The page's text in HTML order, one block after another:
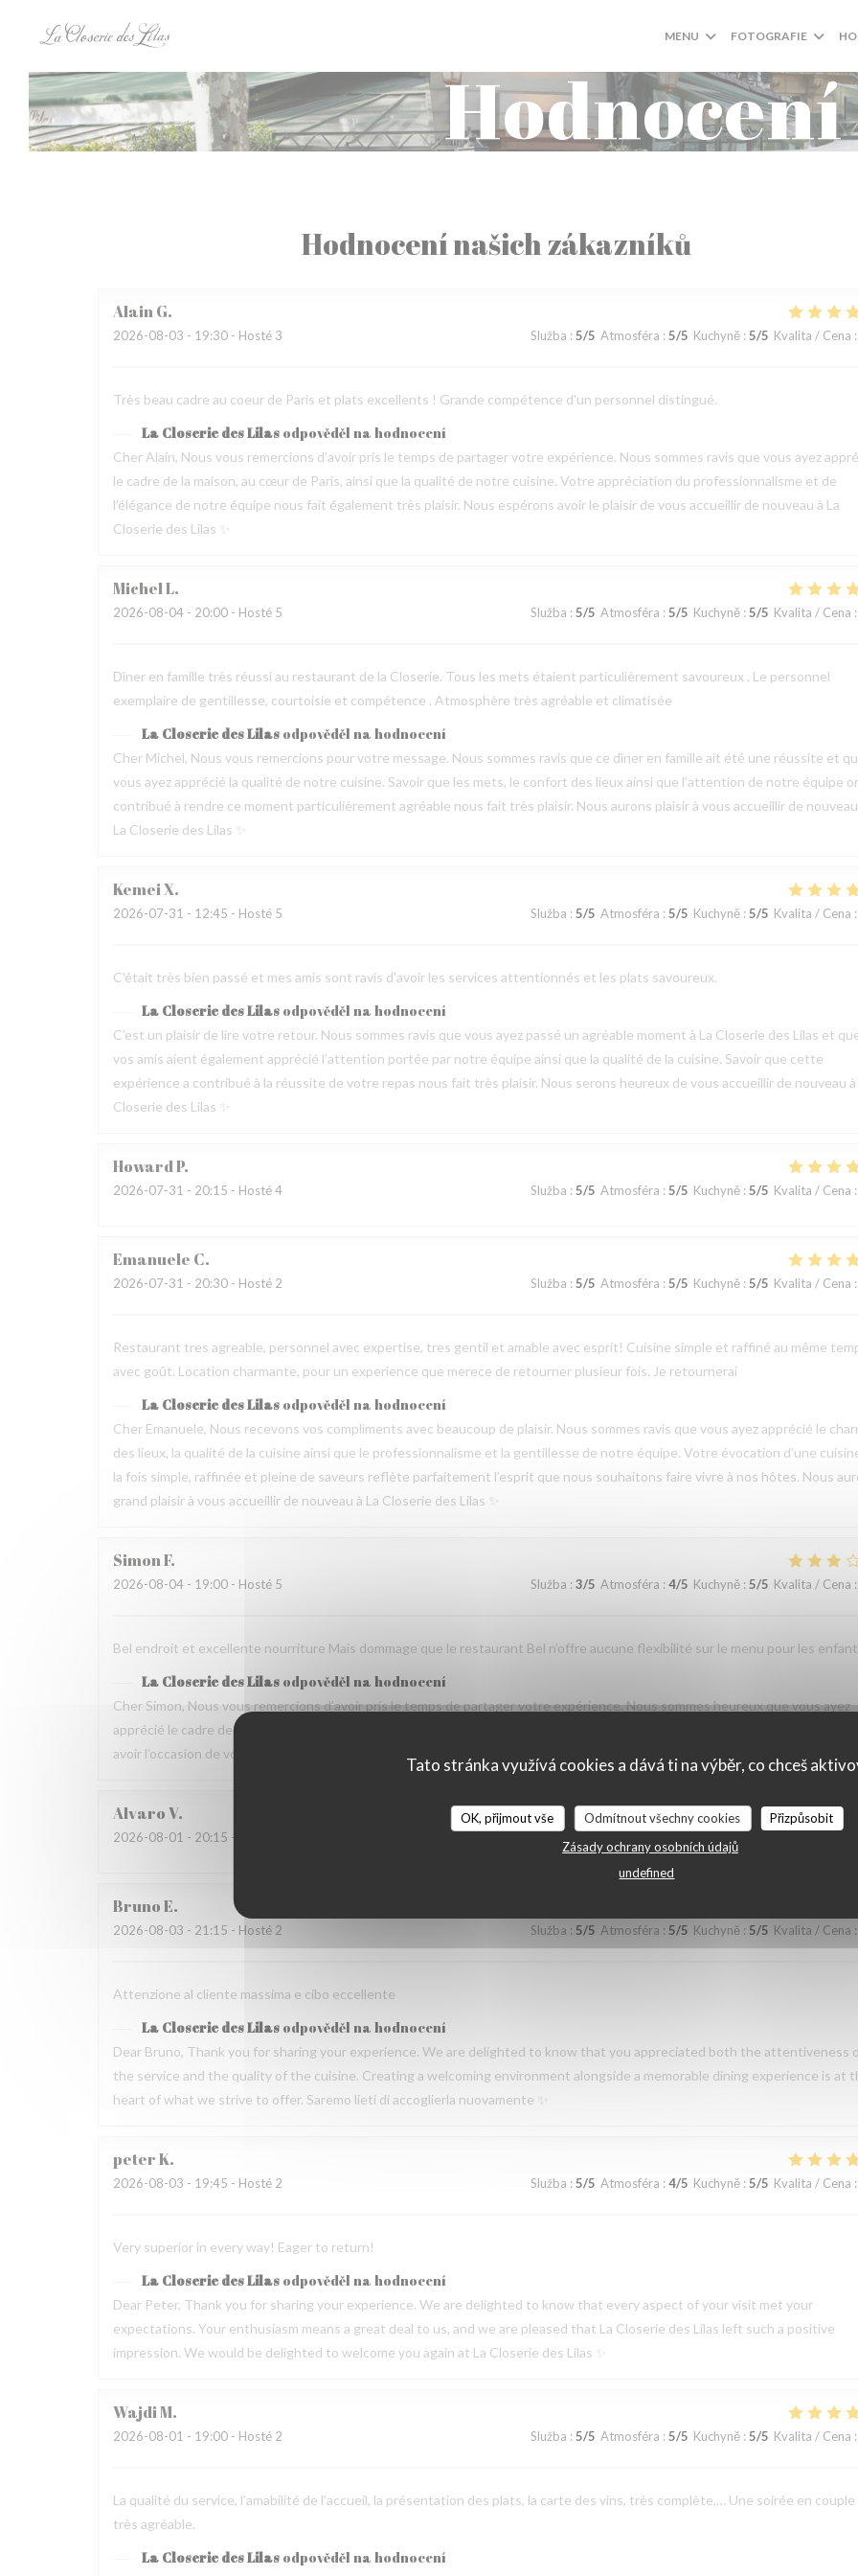
Tato stránka využívá cookies a dává ti na výběr, co chceš
OK, přijmout vše Odmítnout všechny cookies
Přizpůsobit
Zásady ochrany osobních údajů
undefined
MENU FOTOGRAFIE
Hodnocení
Hodnocení našich zákazníků
AlainG
2026-08-03 - 19:30 - Hosté 3 Služba : 5/5 Atmosféra : 5/5 Kuchyně: 5/5 Kvalita / Cena :
Très beau cadre au coeur de Paris et plats excellents ! Grande compétence d'un personnel distingué.
La Closerie des Lilas odpověděl na hodnocení
Cher Alain, Nous vous remercions d’avoir pris le temps de partager votre expérience. Nous sommes ravis que vous ayez
le cadre de la maison, au cœur de Paris, ainsi que la qualité de notre cuisine. Votre appréciation du professionnalisme et de
l’élégance de notre équipe nous fait également très plaisir. Nous espérons avoir le plaisir de vous accueillir de nouveau à La
Closerie des Lilas ✨
MichelL
2026-08-04 - 20:00 - Hosté 5 Služba : 5/5 Atmosféra : 5/5 Kuchyně: 5/5 Kvalita / Cena :
Dîner en famille très réussi au restaurant de la Closerie. Tous les mets étaient particulièrement savoureux . Le personnel
exemplaire de gentillesse, courtoisie et compétence . Atmosphère très agréable et climatisée
La Closerie des Lilas odpověděl na hodnocení
Cher Michel, Nous vous remercions pour votre message. Nous sommes ravis que ce dîner en famille ait été une réussite et
vous ayez apprécié la qualité de notre cuisine. Savoir que les mets, le confort des lieux ainsi que l’attention de notre équipe
contribué à rendre ce moment particulièrement agréable nous fait très plaisir. Nous aurons plaisir à vous accueillir de
La Closerie des Lilas ✨
KemeiX
2026-07-31 - 12:45 - Hosté 5 Služba : 5/5 Atmosféra : 5/5 Kuchyně: 5/5 Kvalita / Cena :
C'était très bien passé et mes amis sont ravis d'avoir les services attentionnés et les plats savoureux.
La Closerie des Lilas odpověděl na hodnocení
C’est un plaisir de lire votre retour. Nous sommes ravis que vous ayez passé un agréable moment à La Closerie des Lilas et
vos amis aient également apprécié l’attention portée par notre équipe ainsi que la qualité de la cuisine. Savoir que cette
expérience a contribué à la réussite de votre repas nous fait très plaisir. Nous serons heureux de vous accueillir de nouveau à
Closerie des Lilas ✨
HowardP
2026-07-31 - 20:15 - Hosté 4 Služba : 5/5 Atmosféra : 5/5 Kuchyně: 5/5 Kvalita / Cena :
Emanuele C
2026-07-31 - 20:30 - Hosté 2 Služba : 5/5 Atmosféra : 5/5 Kuchyně: 5/5 Kvalita / Cena :
Restaurant tres agreable, personnel avec expertise, tres gentil et amable avec esprit! Cuisine simple et raffiné au même
avec goût. Location charmante, pour un experience que merece de retourner plusieur fois. Je retournerai
La Closerie des Lilas odpověděl na hodnocení
Cher Emanuele, Nous recevons vos compliments avec beaucoup de plaisir. Nous sommes ravis que vous ayez apprécié le
des lieux, la qualité de la cuisine ainsi que le professionnalisme et la gentillesse de notre équipe. Votre évocation d’une
la fois simple, raffinée et pleine de saveurs reflète parfaitement l’esprit que nous souhaitons faire vivre à nos hôtes. Nous
grand plaisir à vous accueillir de nouveau à La Closerie des Lilas ✨
SimonF
2026-08-04 - 19:00 - Hosté 5 Služba : 3/5 Atmosféra : 4/5 Kuchyně: 5/5 Kvalita / Cena :
Bel endroit et excellente nourriture Mais dommage que le restaurant Bel n’offre aucune flexibilité sur le menu pour les
La Closerie des Lilas odpověděl na hodnocení
Cher Simon, Nous vous remercions d’avoir pris le temps de partager votre expérience. Nous sommes heureux que vous ayez
apprécié le cadre de la maison ainsi que la qualité de la cuisine. Nous prenons également note de vos remarques. Nous
avoir l’occasion de vous accueillir de nouveau à La Closerie des Lilas ✨
AlvaroV
2026-08-01 - 20:15 - Hosté 3
BrunoE
2026-08-03 - 21:15 - Hosté 2 Služba : 5/5 Atmosféra : 5/5 Kuchyně: 5/5 Kvalita / Cena :
Attenzione al cliente massima e cibo eccellente
La Closerie des Lilas odpověděl na hodnocení
Dear Bruno, Thank you for sharing your experience. We are delighted to know that you appreciated both the attentiveness
the service and the quality of the cuisine. Creating a welcoming environment alongside a memorable dining experience is at
heart of what we strive to offer. Saremo lieti di accoglierla nuovamente ✨
peterK
2026-08-03 - 19:45 - Hosté 2 Služba : 5/5 Atmosféra : 4/5 Kuchyně: 5/5 Kvalita / Cena :
Very superior in every way! Eager to return!
La Closerie des Lilas odpověděl na hodnocení
Dear Peter, Thank you for sharing your experience. We are delighted to know that every aspect of your visit met your
expectations. Your enthusiasm means a great deal to us, and we are pleased that La Closerie des Lilas left such a positive
impression. We would be delighted to welcome you again at La Closerie des Lilas ✨
WajdiM
2026-08-01 - 19:00 - Hosté 2 Služba : 5/5 Atmosféra : 5/5 Kuchyně: 5/5 Kvalita / Cena :
La qualité du service, l’amabilité de l’accueil, la présentation des plats, la carte des vins, très complète,… Une soirée en couple
très agréable.
La Closerie des Lilas odpověděl na hodnocení